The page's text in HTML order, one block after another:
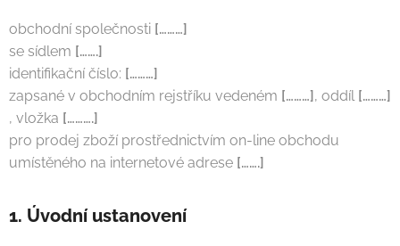
obchodní společnosti [………]
se sídlem […….]
identifikační číslo: [………]
zapsané v obchodním rejstříku vedeném [………], oddíl [………]
, vložka [……….]
pro prodej zboží prostřednictvím on-line obchodu
umístěného na internetové adrese […….]
1. Úvodní ustanovení